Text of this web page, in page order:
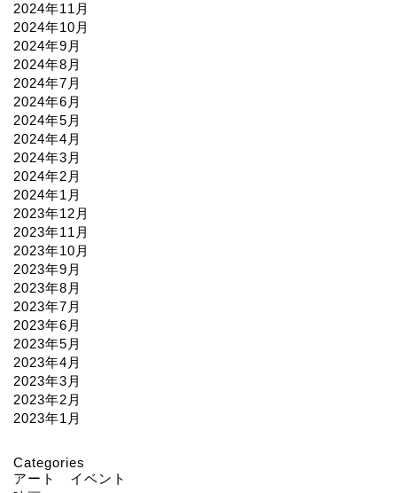
2024年11月
2024年10月
2024年9月
2024年8月
2024年7月
2024年6月
2024年5月
2024年4月
2024年3月
2024年2月
2024年1月
2023年12月
2023年11月
2023年10月
2023年9月
2023年8月
2023年7月
2023年6月
2023年5月
2023年4月
2023年3月
2023年2月
2023年1月
Categories
アート イベント